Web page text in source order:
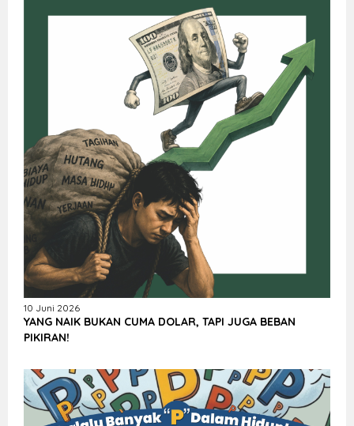
10 Juni 2026
YANG NAIK BUKAN CUMA DOLAR, TAPI JUGA BEBAN
PIKIRAN!